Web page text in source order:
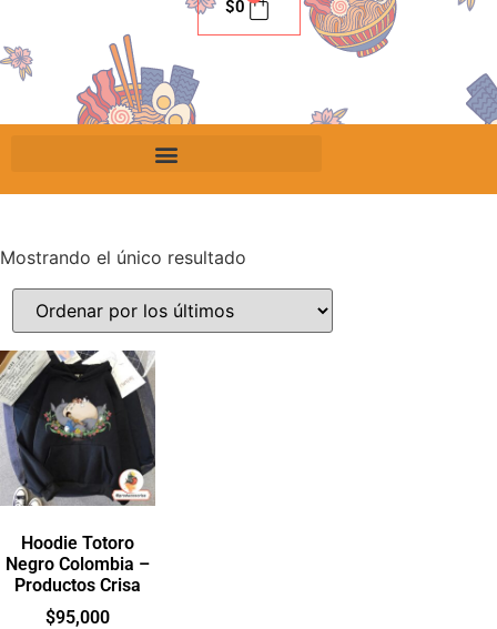
$0
Mostrando el único resultado
Hoodie Totoro
Negro Colombia –
Productos Crisa
$95,000